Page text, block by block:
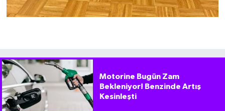
Motorine Bugün Zam
Bekleniyor! Benzinde Artış
Kesinleşti